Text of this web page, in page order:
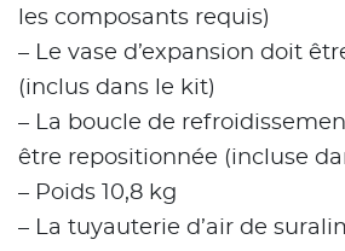
les composants requis)
– Le vase d’expansion doit
(inclus dans le kit)
– La boucle de
être repositionnée (incluse
– Poids 10,8 kg
– La tuyauterie d’air de